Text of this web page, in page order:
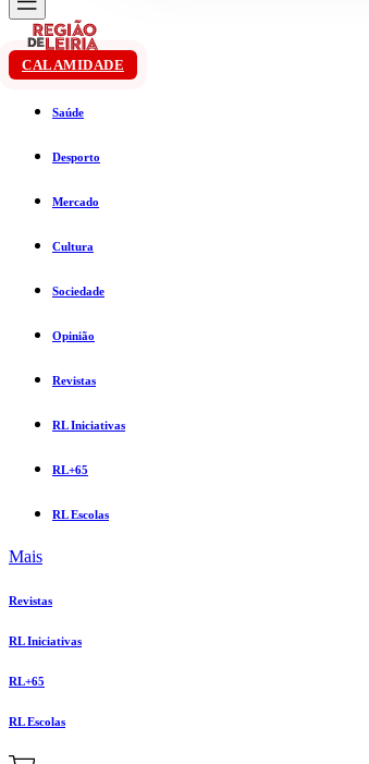
CALAMIDADE
Saúde
Desporto
Mercado
Cultura
Sociedade
Opinião
Revistas
RL Iniciativas
RL+65
RL Escolas
Mais
Revistas
RL Iniciativas
RL+65
RL Escolas